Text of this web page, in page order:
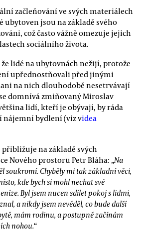
začleňování ve svých materiálech
ubytoven jsou na základě svého
což často vážně omezuje jejich
sociálního života.
lidé na ubytovnách nežijí, protože
upřednostňovali před jinými
na nich dlouhodobě nesetrvávají
domnívá zmiňovaný Miroslav
lidí, kteří je obývají, by ráda
nájemní bydlení (viz videa
na základě svých
Nového prostoru Petr Bláha: „Na
soukromí. Chyběly mi tak základní věci,
kde bych si mohl nechat své
Byl jsem nucen sdílet pokoj s lidmi,
a nikdy jsem nevěděl, co bude další
mám rodinu, a postupně začínám
nohou.“